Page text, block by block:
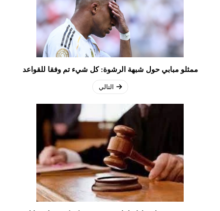
ممثلو مبابي حول شبهة الرشوة: كل شيء تم وفقا للقواعد
التالي